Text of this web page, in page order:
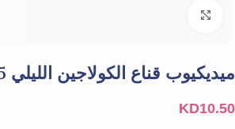
ميديكيوب قناع الكولاجين الليلي 75 مل
KD10.50